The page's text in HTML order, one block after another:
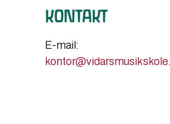
KONTAKT
​E-mail: